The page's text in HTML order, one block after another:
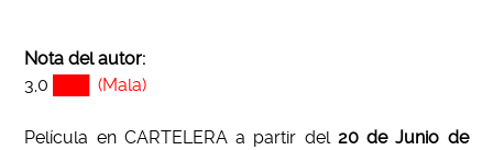
Nota del autor:
3,0
███ (Mala)
Película en CARTELERA a partir del20 de Junio de